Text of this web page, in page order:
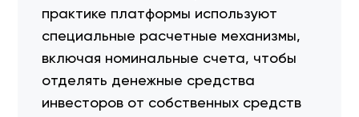
практике платформы используют
специальные расчетные механизмы,
включая номинальные счета, чтобы
отделять денежные средства
инвесторов от собственных средств